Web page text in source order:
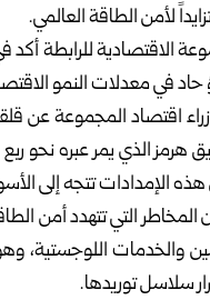
لأمن الطاقة العالمي.
الاقتصادية للرابطة أكد
حاد في معدلات النمو
اقتصاد المجموعة عن
هرمز الذي يمر عبره نحو
التي تتهدد أمن
والخدمات اللوجستية،
سلاسل توريدها.